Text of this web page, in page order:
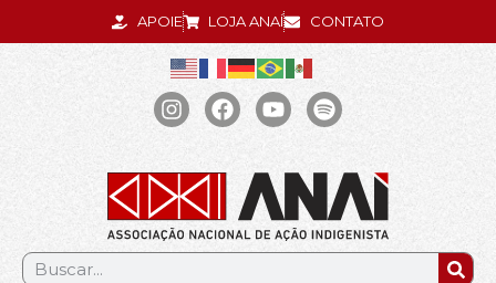
APOIE LOJA ANAÍ CONTATO